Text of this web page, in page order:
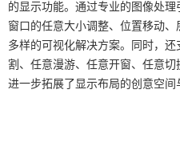
的显示功能。通过专业的图像处
窗口的任意大小调整、位置移动
多样的可视化解决方案。同时，
割、任意漫游、任意开窗、任意切
进一步拓展了显示布局的创意空间